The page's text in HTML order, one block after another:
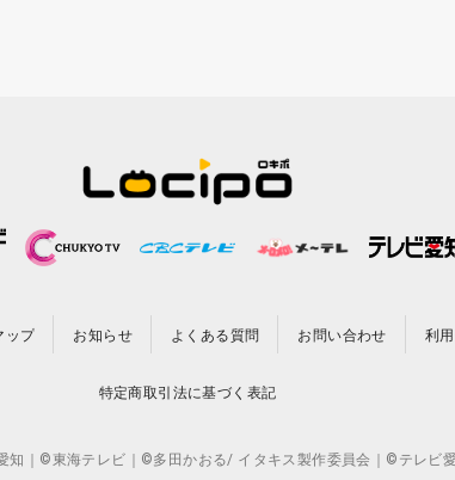
ップ お知らせ よくある質問 お問い合わせ 利
特定商取引法に基づく表記
｜©東海テレビ｜©多田かおる/ イタキス製作委員会｜©テレビ